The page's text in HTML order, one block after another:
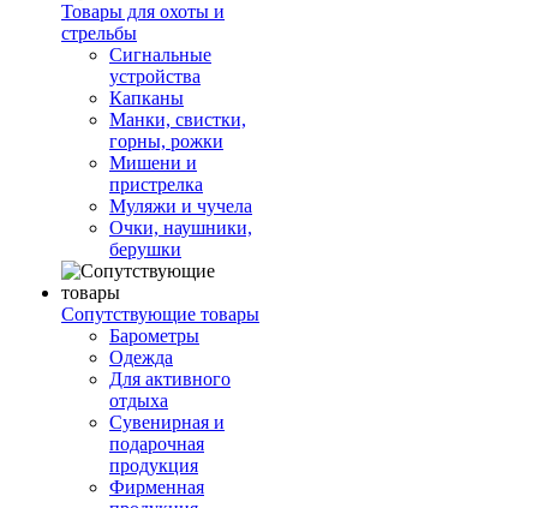
Товары для охоты и
стрельбы
Сигнальные
устройства
Капканы
Манки, свистки,
горны, рожки
Мишени и
пристрелка
Муляжи и чучела
Очки, наушники,
берушки
Сопутствующие товары
Барометры
Одежда
Для активного
отдыха
Сувенирная и
подарочная
продукция
Фирменная